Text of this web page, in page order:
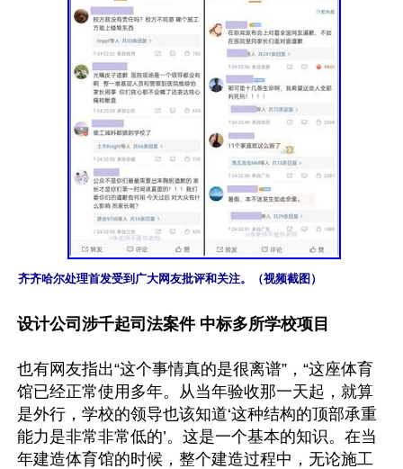
齐齐哈尔处理首发受到广大网友批评和关注。（视频截图）
设计公司涉千起司法案件 中标多所学校项目
也有网友指出“这个事情真的是很离谱”，“这座体育
馆已经正常使用多年。从当年验收那一天起，就算
是外行，学校的领导也该知道‘这种结构的顶部承重
能力是非常非常低的’。这是一个基本的知识。在当
年建造体育馆的时候，整个建造过程中，无论施工